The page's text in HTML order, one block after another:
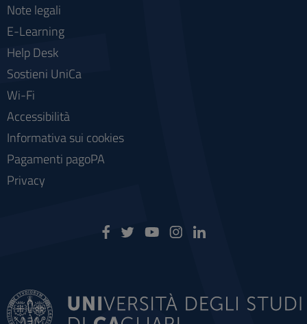
Note legali
E-Learning
Help Desk
Sostieni UniCa
Wi-Fi
Accessibilità
Informativa sui cookies
Pagamenti pagoPA
Privacy